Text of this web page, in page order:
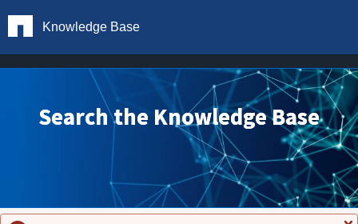
Knowledge Base
Search the Knowledge Base